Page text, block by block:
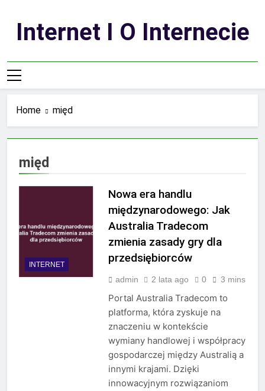
contentInternet I O Internecie
Home międ
międ
INTERNET
Nowa era handlu
międzynarodowego: Jak
Australia Tradecom
zmienia zasady gry dla
przedsiębiorców
admin 2 lata ago 0 3 mins
Portal Australia Tradecom to
platforma, która zyskuje na
znaczeniu w kontekście
wymiany handlowej i współpracy
gospodarczej między Australią a
innymi krajami. Dzięki
innowacyjnym rozwiązaniom